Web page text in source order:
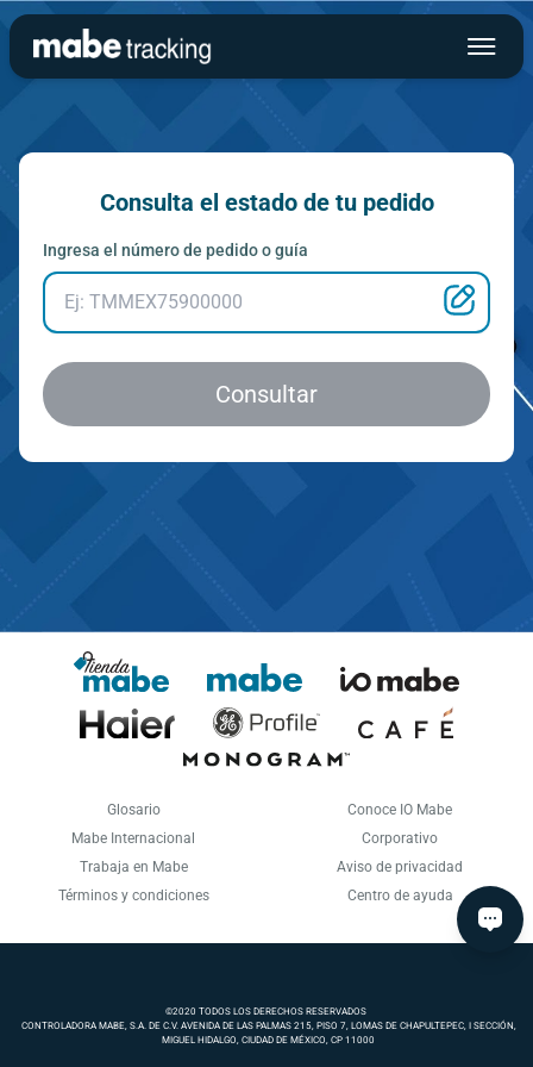
Consulta el estado de tu pedido
Ingresa el número de pedido o guía
Consultar
Glosario
Conoce IO Mabe
Mabe Internacional
Corporativo
Trabaja en Mabe
Aviso de privacidad
Términos y condiciones
Centro de ayuda